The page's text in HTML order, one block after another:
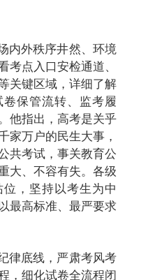
内外秩序井然、环境
考点入口安检通道、
关键区域，详细了解
保管流转、监考履
他指出，高考是关乎
家万户的民生大事，
共考试，事关教育公
大、不容有失。各级
，坚持以考生为中
最高标准、最严要求
律底线，严肃考风考
，细化试卷全流程闭